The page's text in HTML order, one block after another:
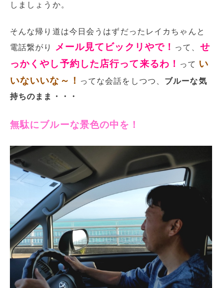
しましょうか。
そんな帰り道は今日会うはずだったレイカちゃんと
電話繋がり
メール見てビックリやで！ って、 せ
っかくやし予約した店行って来るわ！ って い
いないいな～！ ってな会話をしつつ、 ブルーな気
持ちのまま・・・
無駄にブルーな景色の中を！